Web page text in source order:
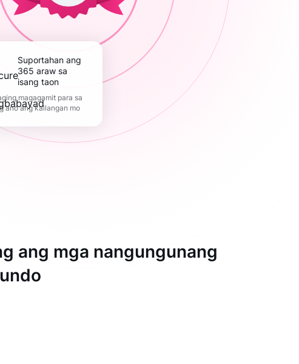
Suportahan ang
365 araw sa
isang taon
magagamit para sa
ano ang kailangan mo
ang mga nangungunang